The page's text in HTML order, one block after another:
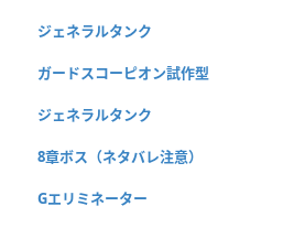
ジェネラルタンク
ガードスコーピオン試作型
ジェネラルタンク
8章ボス（ネタバレ注意）
Gエリミネーター